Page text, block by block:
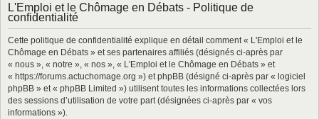
h
L'Emploi et le Chômage en Débats - Politique de
confidentialité
Cette politique de confidentialité explique en détail comment « L'Emploi et le
Chômage en Débats » et ses partenaires affiliés (désignés ci-après par
« nous », « notre », « nos », « L'Emploi et le Chômage en Débats » et
« https://forums.actuchomage.org ») et phpBB (désigné ci-après par « logiciel
phpBB » et « phpBB Limited ») utilisent toutes les informations collectées lors
des sessions d’utilisation de votre part (désignées ci-après par « vos
informations »).